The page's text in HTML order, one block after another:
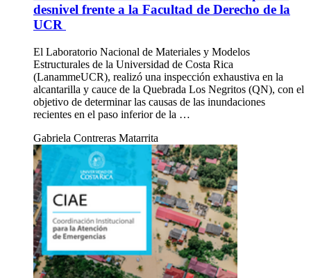
desnivel frente a la Facultad de Derecho de la
UCR
El Laboratorio Nacional de Materiales y Modelos
Estructurales de la Universidad de Costa Rica
(LanammeUCR), realizó una inspección exhaustiva en la
alcantarilla y cauce de la Quebrada Los Negritos (QN), con el
objetivo de determinar las causas de las inundaciones
recientes en el paso inferior de la …
Gabriela Contreras Matarrita